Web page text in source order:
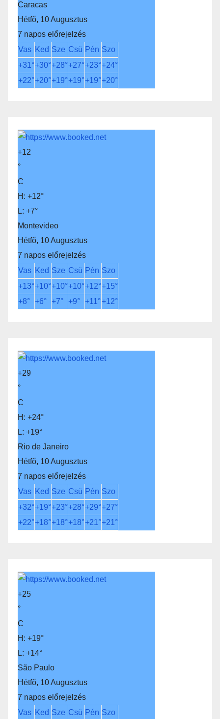
Caracas
Hétfő, 10 Augusztus
7 napos előrejelzés
Vas Ked Sze Csü Pén Szo
+31°+30°+28°+27°+23°+24°
+22°+20°+19°+19°+19°+20°
+12
°
C
H: +12°
L: +7°
Montevideo
Hétfő, 10 Augusztus
7 napos előrejelzés
Vas Ked Sze Csü Pén Szo
+13°+10°+10°+10°+12°+15°
+8° +6° +7° +9° +11°+12°
+29
°
C
H: +24°
L: +19°
Rio de Janeiro
Hétfő, 10 Augusztus
7 napos előrejelzés
Vas Ked Sze Csü Pén Szo
+32°+19°+23°+28°+29°+27°
+22°+18°+18°+18°+21°+21°
+25
°
C
H: +19°
L: +14°
São Paulo
Hétfő, 10 Augusztus
7 napos előrejelzés
Vas Ked Sze Csü Pén Szo